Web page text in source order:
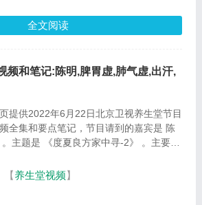
全文阅读
频和笔记:陈明,脾胃虚,肺气虚,出汗,
提供2022年6月22日北京卫视养生堂节目
全集和要点笔记，节目请到的嘉宾是 陈
。主题是 《度夏良方家中寻-2》 。主要介
什么等相关内容，百年养生网提供视频全
【养生堂视频】